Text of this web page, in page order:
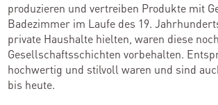
produzieren und vertreiben Produkte mit
Badezimmer im Laufe des 19.
private Haushalte hielten, waren diese
Gesellschaftsschichten vorbehalten.
hochwertig und stilvoll waren und sind
bis heute.